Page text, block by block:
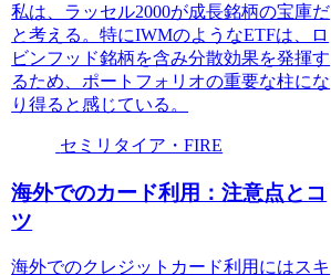
私は、ラッセル2000が成長銘柄の宝庫だ
と考える。特にIWMのようなETFは、ロ
ビンフッド銘柄を含み分散効果を発揮す
るため、ポートフォリオの重要な柱にな
り得ると感じている。
セミリタイア・FIRE
海外でのカード利用：注意点とコ
ツ
海外でのクレジットカード利用にはスキ